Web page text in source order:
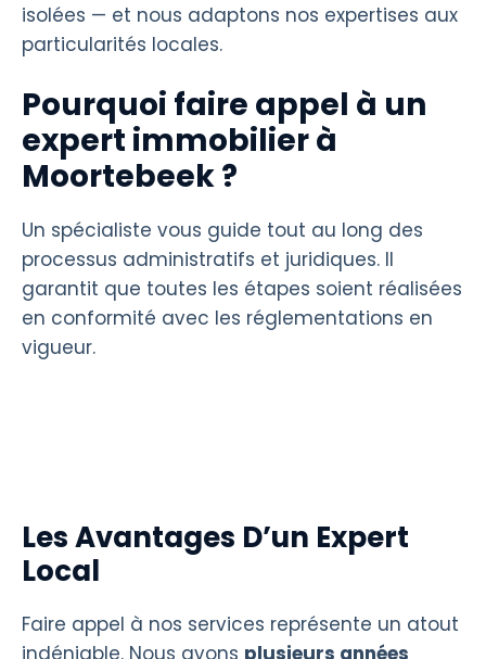
isolées — et nous adaptons nos expertises aux
particularités locales.
Pourquoi faire appel à un
expert immobilier à
Moortebeek ?
Un spécialiste vous guide tout au long des
processus administratifs et juridiques. Il
garantit que toutes les étapes soient réalisées
en conformité avec les réglementations en
vigueur.
Les Avantages D’un Expert
Local
Faire appel à nos services représente un atout
indéniable. Nous avons plusieurs années